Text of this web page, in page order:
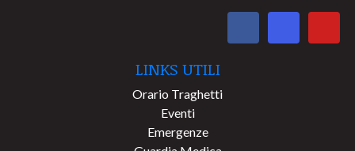
LINKS UTILI
Orario Traghetti
Eventi
Emergenze